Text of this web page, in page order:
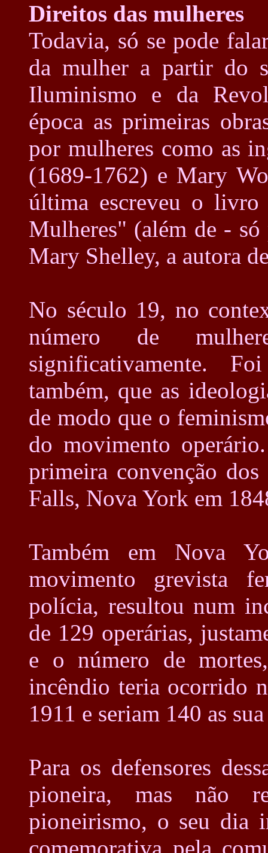
Direitos das mulheres
Todavia, só se pode
da mulher a partir do
Iluminismo e da
época as primeiras
por mulheres como as
(1689-1762) e Mary
última escreveu o livro
Mulheres" (além de -
Mary Shelley, a autora
No século 19, no
número de
significativamente.
também, que as
de modo que o
do movimento
primeira convenção
Falls, Nova York em
Também em Nova
movimento grevista
polícia, resultou num
de 129 operárias,
e o número de
incêndio teria ocorrido
1911 e seriam 140 as
Para os defensores
pioneira, mas não
pioneirismo, o seu dia